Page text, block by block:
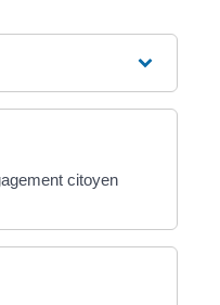
citoyen